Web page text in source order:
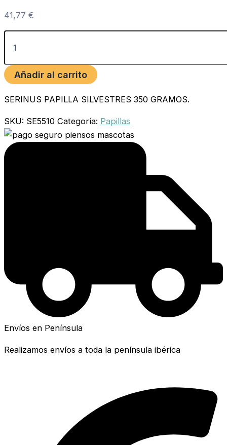
41,77 €
Añadir al carrito
SERINUS PAPILLA SILVESTRES 350 GRAMOS.
SKU: SE5510 Categoría: Papillas
Envíos en Península
Realizamos envíos a toda la península ibérica